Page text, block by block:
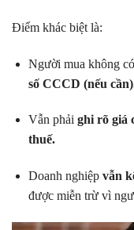
Điểm khác biệt là:
Người mua không
số CCCD (nếu
Vẫn phải ghi rõ giá
thuế.
Doanh nghiệp vẫn
được miễn trừ vì